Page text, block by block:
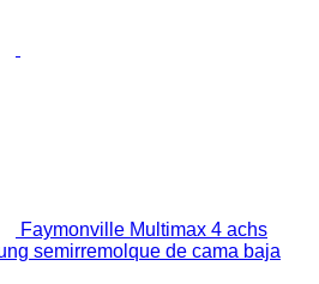
Faymonville Multimax 4 achs
semirremolque de cama baja